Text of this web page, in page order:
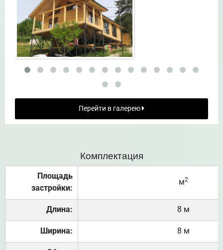
Перейти в галерею
Комплектация
Площадь
застройки:
м2
Длина: 8 м
Ширина: 8 м